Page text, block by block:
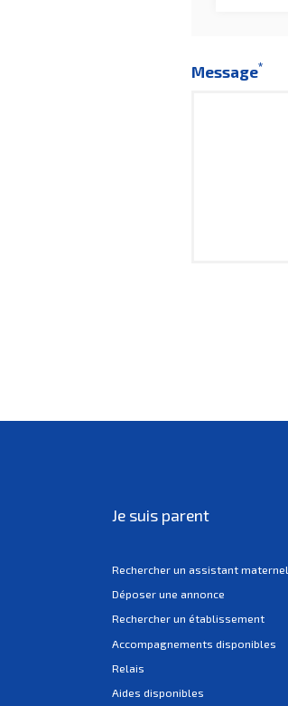
Message*
Je suis parent
Rechercher un assistant maternel
Déposer une annonce
Rechercher un établissement
Accompagnements disponibles
Relais
Aides disponibles